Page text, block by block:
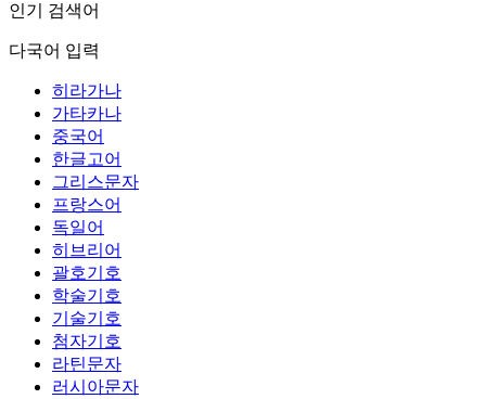
인기 검색어
다국어 입력
히라가나
가타카나
중국어
한글고어
그리스문자
프랑스어
독일어
히브리어
괄호기호
학술기호
기술기호
첨자기호
라틴문자
러시아문자